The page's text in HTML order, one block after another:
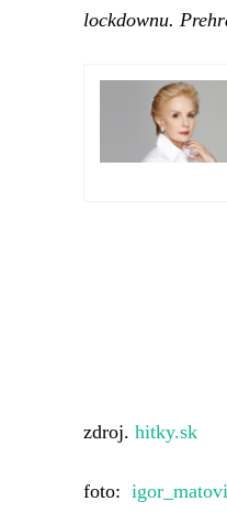
lockdownu.
zdroj. hitky.sk
foto: